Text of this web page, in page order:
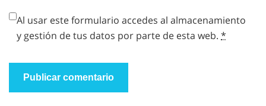
Al usar este formulario accedes al almacenamiento
y gestión de tus datos por parte de esta web. *